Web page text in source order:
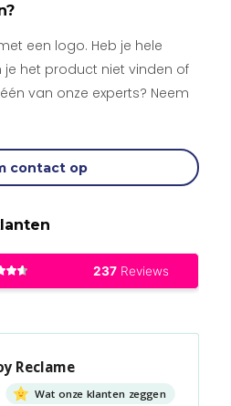
een logo. Heb je hele
je het product niet vinden of
van onze experts? Neem
contact op
Reclame
Wat onze klanten zeggen